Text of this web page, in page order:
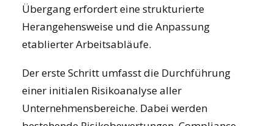
Übergang erfordert eine strukturierte
Herangehensweise und die Anpassung
etablierter Arbeitsabläufe.
Der erste Schritt umfasst die Durchführung
einer initialen Risikoanalyse aller
Unternehmensbereiche. Dabei werden